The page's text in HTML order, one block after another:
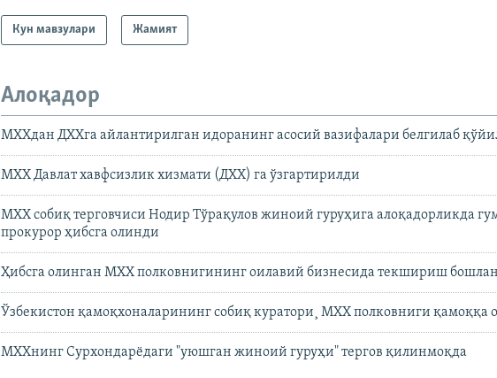
Кун мавзулари Жамият
Алоқадор
МХХдан ДХХга айлантирилган идоранинг асосий вазифалари белгилаб
МХХ Давлат хавфсизлик хизмати (ДХХ) га ўзгартирилди
МХХ собиқ терговчиси Нодир Тўрақулов жиноий гуруҳига алоқадорликда
прокурор ҳибсга олинди
Ҳибсга олинган МХХ полковнигининг оилавий бизнесида текшириш
Ўзбекистон қамоқхоналарининг собиқ куратори¸ МХХ полковниги қамоққа
МХХнинг Сурхондарëдаги "уюшган жиноий гуруҳи" тергов қилинмоқда